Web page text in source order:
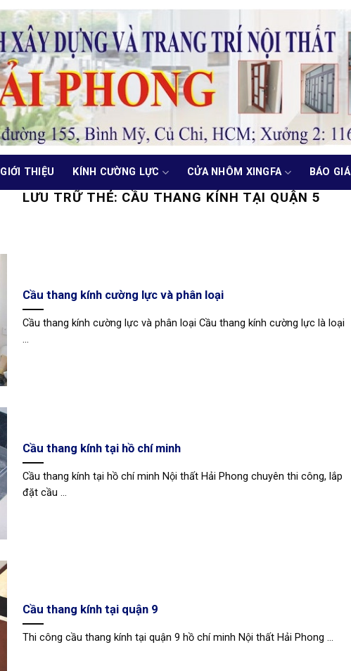
GIỚI THIỆU KÍNH CƯỜNG LỰC CỬA NHÔM XINGFA BÁO GIÁ
LƯU TRỮ THẺ: CẦU THANG KÍNH TẠI QUẬN 5
Cầu thang kính cường lực và phân loại
Cầu thang kính cường lực và phân loại Cầu thang kính cường lực là loại
...
Cầu thang kính tại hồ chí minh
Cầu thang kính tại hồ chí minh Nội thất Hải Phong chuyên thi công, lắp
đặt cầu ...
Cầu thang kính tại quận 9
Thi công cầu thang kính tại quận 9 hồ chí minh Nội thất Hải Phong ...